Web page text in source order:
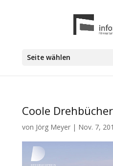
Seite wählen
Coole
von Jörg Meyer| Nov. 7,